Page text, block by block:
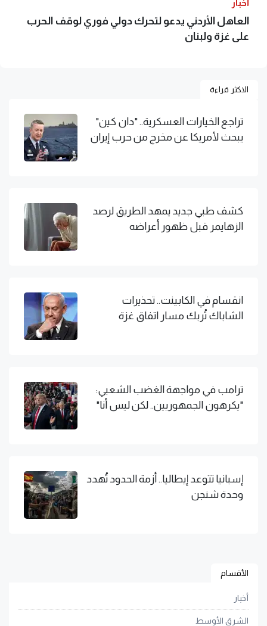
أخبار
العاهل الأردني يدعو لتحرك دولي فوري لوقف الحرب
على غزة ولبنان
الاكثر قراءة
تراجع الخيارات العسكرية.. "دان كين"
يبحث لأمريكا عن مخرج من حرب إيران
كشف طبي جديد يمهد الطريق لرصد
الزهايمر قبل ظهور أعراضه
انقسام في الكابينت.. تحذيرات
الشاباك تُربك مسار اتفاق غزة
ترامب في مواجهة الغضب الشعبي:
"يكرهون الجمهوريين.. لكن ليس أنا"
إسبانيا تتوعد إيطاليا.. أزمة الحدود تُهدد
وحدة شنجن
الأقسام
أخبار
الشرق الأوسط